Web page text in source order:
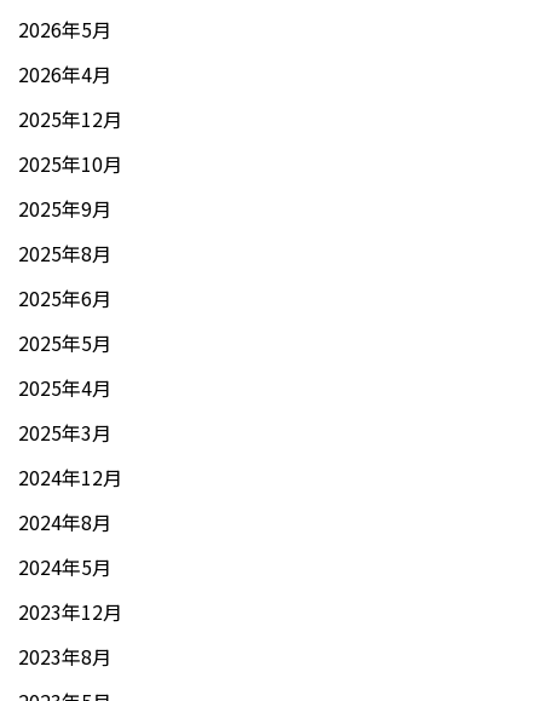
2026年5月
2026年4月
2025年12月
2025年10月
2025年9月
2025年8月
2025年6月
2025年5月
2025年4月
2025年3月
2024年12月
2024年8月
2024年5月
2023年12月
2023年8月